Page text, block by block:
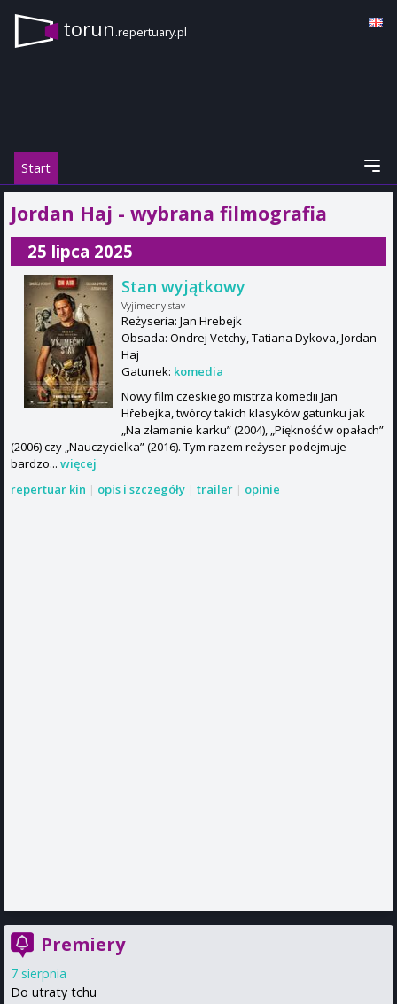
torun.repertuary.pl
Start
Jordan Haj - wybrana filmografia
25 lipca 2025
Stan wyjątkowy
Vyjimecny stav
Reżyseria: Jan Hrebejk
Obsada: Ondrej Vetchy, Tatiana Dykova, Jordan
Haj
Gatunek: komedia
Nowy film czeskiego mistrza komedii Jan
Hřebejka, twórcy takich klasyków gatunku jak
„Na złamanie karku” (2004), „Piękność w opałach”
(2006) czy „Nauczycielka” (2016). Tym razem reżyser podejmuje
bardzo... więcej
repertuar kin | opis i szczegóły | trailer | opinie
Premiery
7 sierpnia
Do utraty tchu